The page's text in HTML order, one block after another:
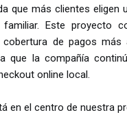
que más clientes eligen
Este proyecto
de pagos más
que la compañía
online local.
en el centro de nuestra